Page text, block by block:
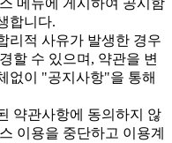
메뉴에 게시하여 공시함
합니다.
리적 사유가 발생한 경우
할 수 있으며, 약관을 변
없이 "공지사항"을 통해
약관사항에 동의하지 않
이용을 중단하고 이용계